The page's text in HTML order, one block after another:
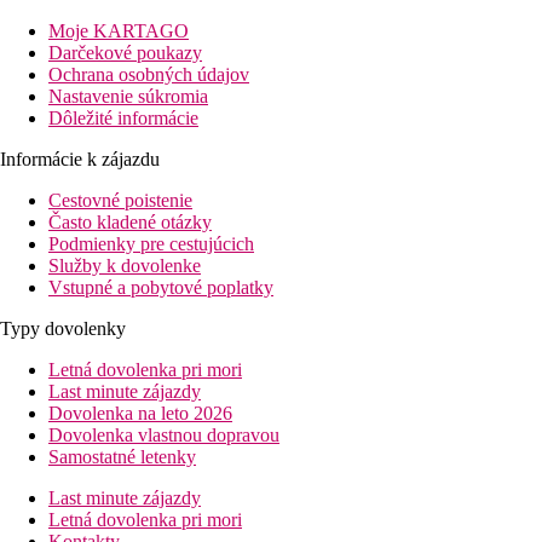
Vstupná hala s recepciou, reštaurácia, reštaurácia à la carte,
Izby
Dvojlôžková izba: kúpeľňa/WC (sprcha, sušič vlasov),
Ostatné typy izieb
Dvojposteľová izba, Superior
Zábava
Hotel organizuje zábavné večery so živou hudbou, diskotéka.
Raňajky formou bufetu
Večera formou bufetu alebo menu.
All Inclusive
Raňajky formou bufetu, obed a večera formou bufetu
Víno a nápoje na obed a večeru
Moje KARTAGO
Darčekové poukazy
Ochrana osobných údajov
Nastavenie súkromia
Dôležité informácie
Informácie k zájazdu
Cestovné poistenie
Často kladené otázky
Podmienky pre cestujúcich
Služby k dovolenke
Vstupné a pobytové poplatky
Typy dovolenky
Letná dovolenka pri mori
Last minute zájazdy
Dovolenka na leto 2026
Dovolenka vlastnou dopravou
Samostatné letenky
Last minute zájazdy
Letná dovolenka pri mori